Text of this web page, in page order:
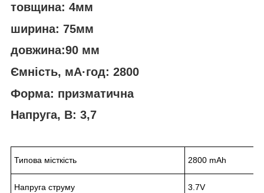
товщина: 4мм
ширина: 75мм
довжина:90 мм
Ємність, мА·год: 2800
Форма: призматична
Напруга, В: 3,7
Типова місткість 2800 mAh
Напруга струму 3.7V